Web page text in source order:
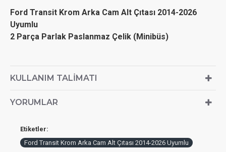
Ford Transit Krom Arka Cam Alt Çıtası 2014-2026
Uyumlu
2 Parça Parlak Paslanmaz Çelik (Minibüs)
KULLANIM TALIMATI
YORUMLAR
Etiketler:
Ford Transit Krom Arka Cam Alt Çıtası 2014-2026 Uyumlu